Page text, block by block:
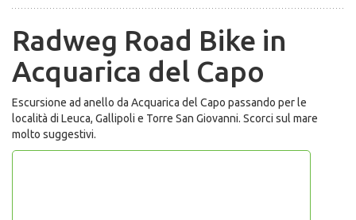
Radweg Road Bike in
Acquarica del Capo
Escursione ad anello da Acquarica del Capo passando per le
località di Leuca, Gallipoli e Torre San Giovanni. Scorci sul mare
molto suggestivi.